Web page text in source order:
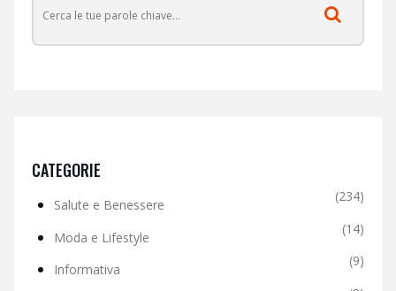
CATEGORIE
Salute e Benessere
(234)
Moda e Lifestyle
(14)
Informativa
(9)